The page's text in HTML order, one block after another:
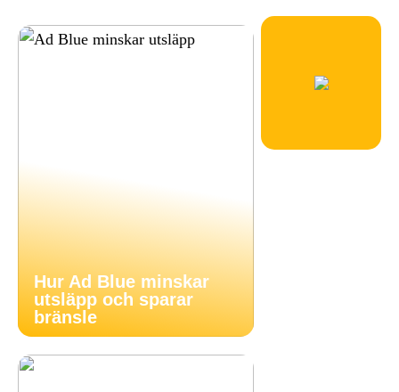
Hur Ad Blue minskar
utsläpp och sparar
bränsle